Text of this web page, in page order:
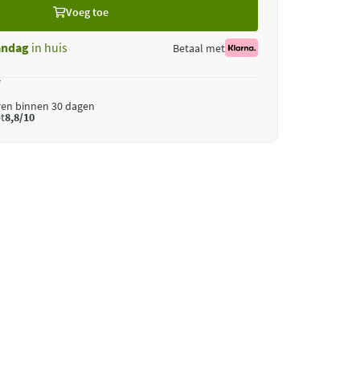
Voeg toe
in huis Betaal met
binnen 30 dagen
8,8/10